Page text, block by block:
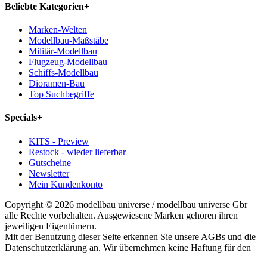
Beliebte Kategorien+
Marken-Welten
Modellbau-Maßstäbe
Militär-Modellbau
Flugzeug-Modellbau
Schiffs-Modellbau
Dioramen-Bau
Top Suchbegriffe
Specials+
KITS - Preview
Restock - wieder lieferbar
Gutscheine
Newsletter
Mein Kundenkonto
Copyright © 2026 modellbau universe / modellbau universe Gbr
alle Rechte vorbehalten. Ausgewiesene Marken gehören ihren
jeweiligen Eigentümern.
Mit der Benutzung dieser Seite erkennen Sie unsere AGBs und die
Datenschutzerklärung an. Wir übernehmen keine Haftung für den